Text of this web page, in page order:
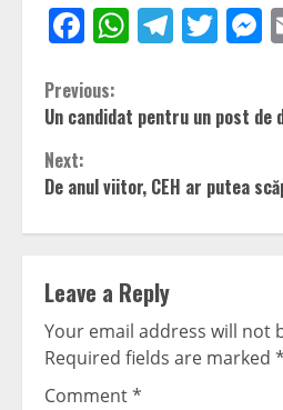
Facebook
Continue
Reading
Previous:
Un candidat pentru un post de
Next:
De anul viitor, CEH ar putea
Leave a Reply
Your email address will not
Required fields are marked *
Comment*